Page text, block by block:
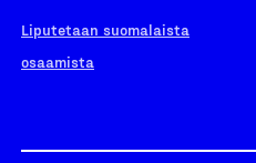
Liputetaan suomalaista
osaamista